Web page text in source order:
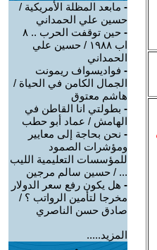
- مابعد المظلة الأمريكية /
حسين علي الحمداني
-
حين توقفت الحرب .. ٨
اب ١٩٨٨ / حسين علي
الحمداني
- فواديسواف ريمونت
الجمال الكامن في الحياة /
هاشم معتوق
- بطولتي انا القاطن في
الهامش / عماد أبو حطب
- نحن بحاجة إلى معايير
ومؤشرات الصمود
للمؤسسات التعليمية الليب
... / حسين سالم مرجين
- هل يكون رفع سعر الدولار
مخرجا لتأمين الرواتب ؟ /
صادق حسن الناصري
المزيد.....